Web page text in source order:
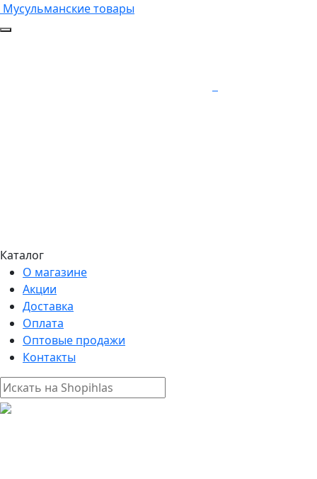
Мусульманские товары
Каталог
О магазине
Акции
Доставка
Оплата
Оптовые продажи
Контакты